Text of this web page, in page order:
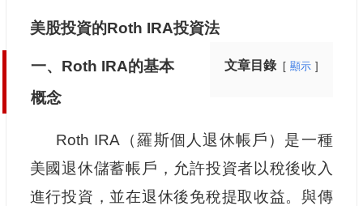
美股投資的Roth IRA投資法
文章目錄 顯示
一、Roth IRA的基本
概念
Roth IRA（羅斯個人退休帳戶）是一種
美國退休儲蓄帳戶，允許投資者以稅後收入
進行投資，並在退休後免稅提取收益。與傳